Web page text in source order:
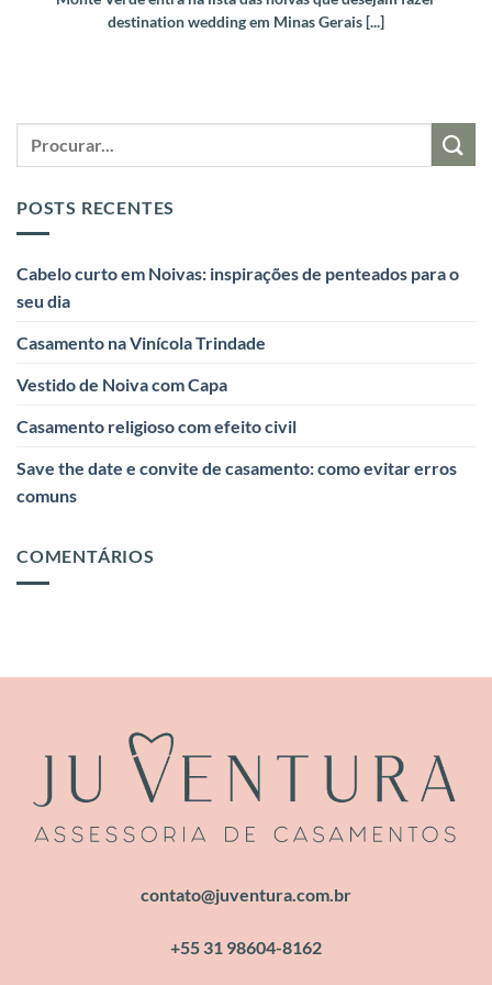
destination wedding em Minas Gerais [...]
POSTS RECENTES
Cabelo curto em Noivas: inspirações de penteados para o
seu dia
Casamento na Vinícola Trindade
Vestido de Noiva com Capa
Casamento religioso com efeito civil
Save the date e convite de casamento: como evitar erros
comuns
COMENTÁRIOS
contato@juventura.com.br
+55 31 98604-8162